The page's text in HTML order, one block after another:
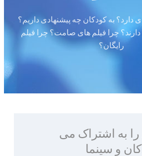
دارد؟ به کودکان چه پیشنهادی داریم؟
دارند؟ چرا فیلم های صامت؟ چرا فیلم
رایگان؟
را به اشتراک می
و سینما